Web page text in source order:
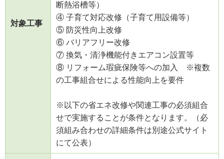
対象工事
断熱浴槽等）
④ 子育て対応改修（子育て用設備等）
⑤ 防災性向上改修
⑥ バリアフリー改修
⑦ 換気・清浄機能付きエアコン設置等
⑧ リフォーム瑕疵保険等への加入 ※複数
の工事組合せによる性能向上を要件
※以下の省エネ改修や関連工事の必須組合
せで実施することが条件となります。（必
須組み合わせの詳細条件は別途公式サイト
にて公表）